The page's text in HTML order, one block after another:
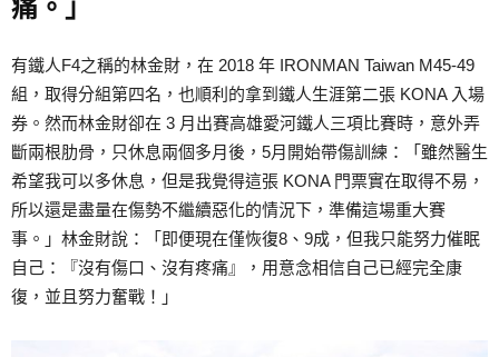
痛。」
有鐵人F4之稱的林金財，在 2018 年 IRONMAN Taiwan M45-49
組，取得分組第四名，也順利的拿到鐵人生涯第二張 KONA 入場
券。然而林金財卻在 3 月出賽高雄愛河鐵人三項比賽時，意外弄
斷兩根肋骨，只休息兩個多月後，5月開始帶傷訓練：「雖然醫生
希望我可以多休息，但是我覺得這張 KONA 門票實在取得不易，
所以還是盡量在傷勢不繼續惡化的情況下，準備這場重大賽
事。」林金財說：「即便現在僅恢復8、9成，但我只能努力催眠
自己：『沒有傷口、沒有疼痛』，用意念相信自己已經完全康
復，並且努力奮戰！」